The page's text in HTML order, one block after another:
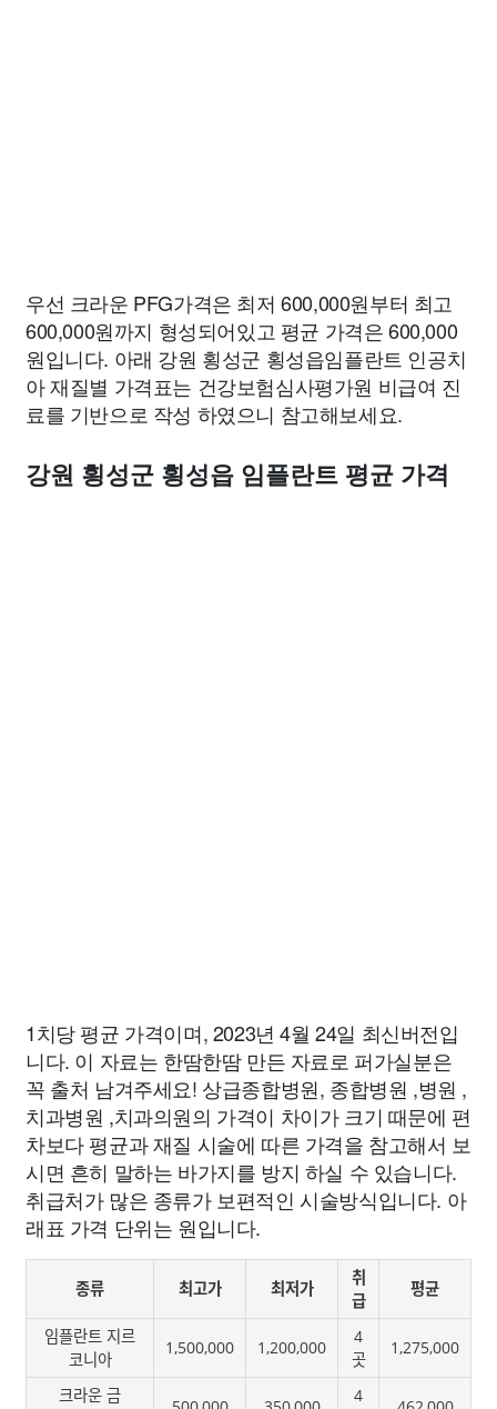
우선 크라운 PFG가격은 최저 600,000원부터 최고
600,000원까지 형성되어있고 평균 가격은 600,000
원입니다. 아래 강원 횡성군 횡성읍임플란트 인공치
아 재질별 가격표는 건강보험심사평가원 비급여 진
료를 기반으로 작성 하였으니 참고해보세요.
강원 횡성군 횡성읍 임플란트 평균 가격
1치당 평균 가격이며, 2023년 4월 24일 최신버전입
니다. 이 자료는 한땀한땀 만든 자료로 퍼가실분은
꼭 출처 남겨주세요! 상급종합병원, 종합병원 ,병원 ,
치과병원 ,치과의원의 가격이 차이가 크기 때문에 편
차보다 평균과 재질 시술에 따른 가격을 참고해서 보
시면 흔히 말하는 바가지를 방지 하실 수 있습니다.
취급처가 많은 종류가 보편적인 시술방식입니다. 아
래표 가격 단위는 원입니다.
종류 최고가 최저가
취
급
평균
임플란트 지르
코니아
1,500,000 1,200,000
4
곳
1,275,000
크라운 금
4